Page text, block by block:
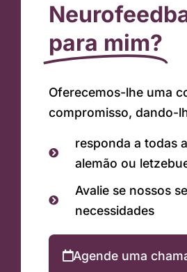
para mim?
Oferecemos-lhe uma
compromisso, dando-
responda a todas
alemão ou
Avalie se nossos
necessidades
Agende uma